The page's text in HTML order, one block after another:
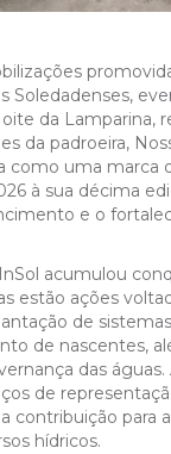
Soledadenses,
da Lamparina,
da padroeira,
como uma marca
à sua décima
e o
acumulou
estão ações
de
de nascentes,
das
de
contribuição para
hídricos.